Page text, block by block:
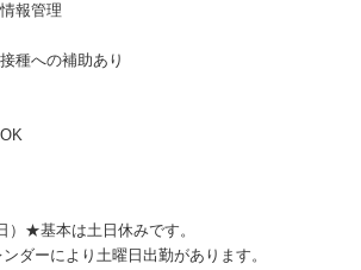
報管理
種への補助あり
）★基本は土日休みです。
ダーにより土曜日出勤があります。